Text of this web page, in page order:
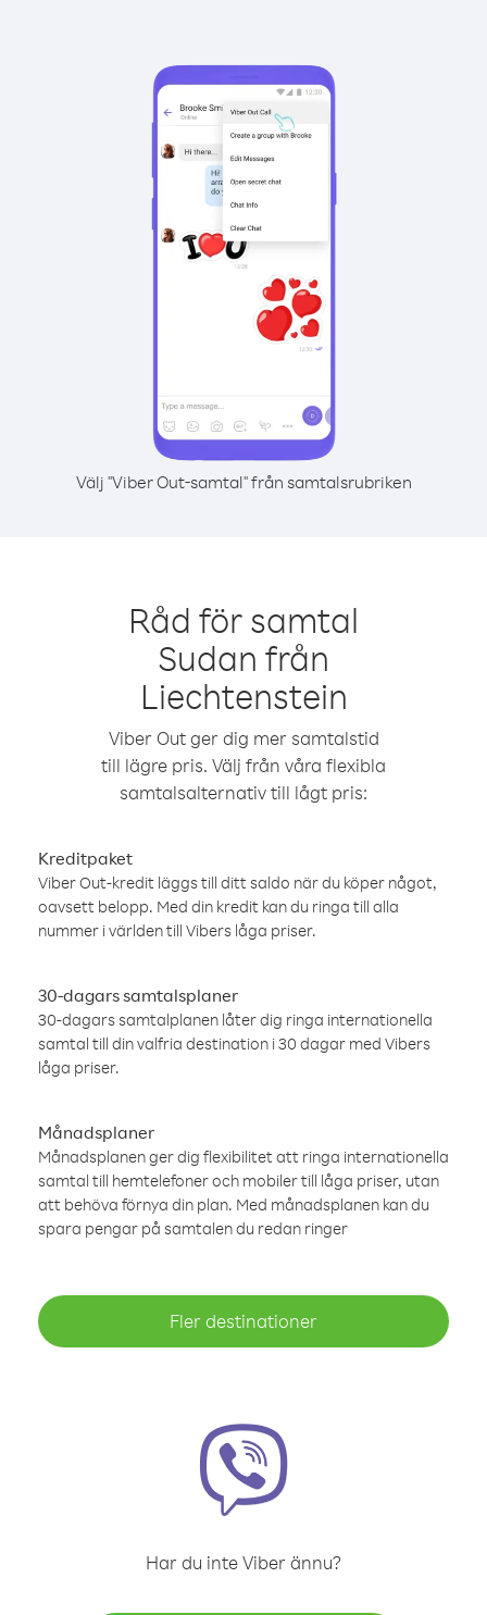
Välj "Viber Out-samtal" från samtalsrubriken
Råd för samtal
Sudan från
Liechtenstein
Viber Out ger dig mer samtalstid
till lägre pris. Välj från våra flexibla
samtalsalternativ till lågt pris:
Kreditpaket
Viber Out-kredit läggs till ditt saldo när du köper något,
oavsett belopp. Med din kredit kan du ringa till alla
nummer i världen till Vibers låga priser.
30-dagars samtalsplaner
30-dagars samtalplanen låter dig ringa internationella
samtal till din valfria destination i 30 dagar med Vibers
låga priser.
Månadsplaner
Månadsplanen ger dig flexibilitet att ringa internationella
samtal till hemtelefoner och mobiler till låga priser, utan
att behöva förnya din plan. Med månadsplanen kan du
spara pengar på samtalen du redan ringer
Fler destinationer
Har du inte Viber ännu?